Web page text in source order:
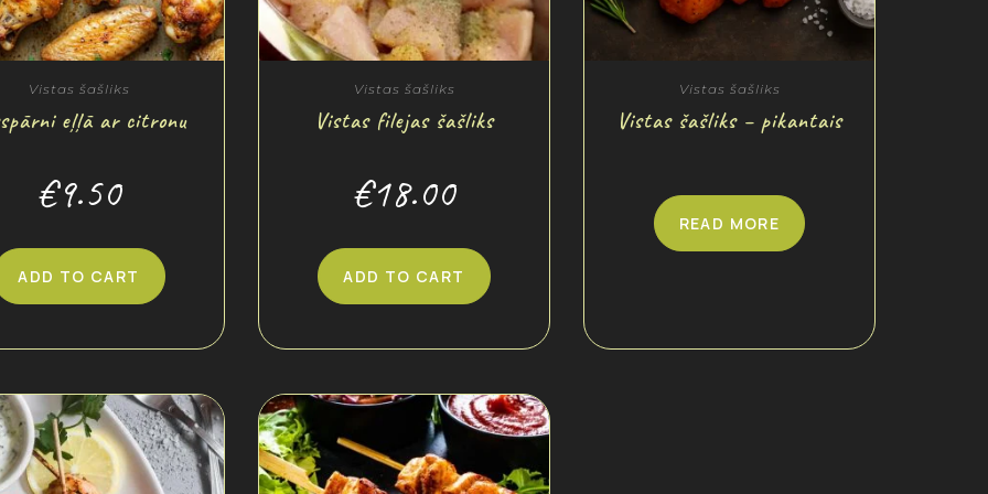
Vistas šašliks
eļļā ar citronu
€9.50
ADD TO CART
Vistas šašliks
Vistas filejas šašliks
€18.00
ADD TO CART
Vistas šašliks
Vistas šašliks – pikantais
READ MORE